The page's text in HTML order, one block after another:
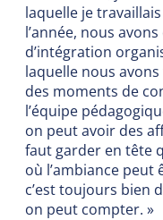
laquelle je
l’année, nous
d’intégration
laquelle nous
des moments de
l’équipe
on peut avoir des
faut garder en tête
où l’ambiance
c’est toujours bien
on peut compter. »